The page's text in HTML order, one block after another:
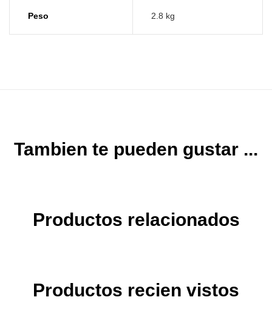
Peso 2.8 kg
Tambien te pueden gustar ...
Productos relacionados
Productos recien vistos